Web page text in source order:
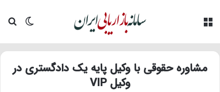
تغییر
مشاوره حقوقی با وکیل پایه یک دادگستری در
وکیل VIP